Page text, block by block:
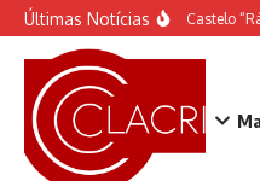
Ir para o conteúdo
Últimas Notícias
O espetáculo do Castelo